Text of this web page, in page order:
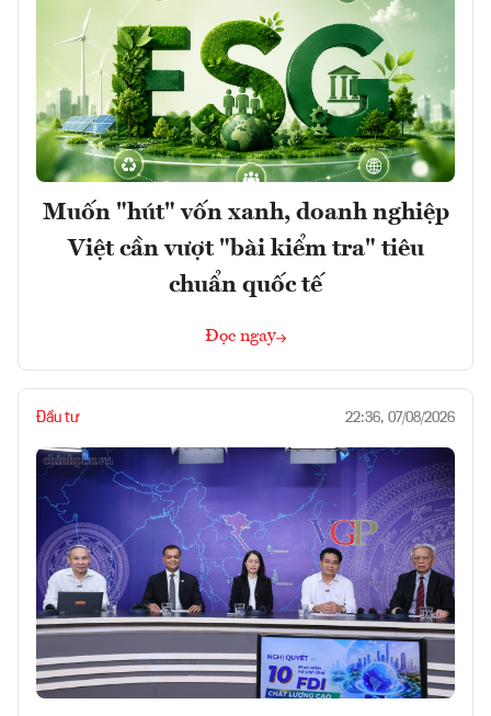
Muốn "hút" vốn xanh, doanh nghiệp
Việt cần vượt "bài kiểm tra" tiêu
chuẩn quốc tế
Đọc ngay
Đầu tư 22:36, 07/08/2026